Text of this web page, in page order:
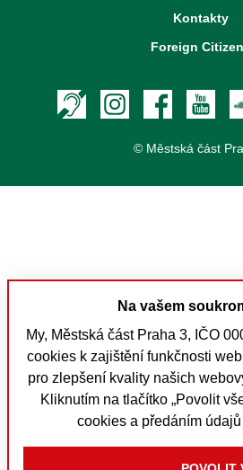
Na vašem
My, Městská část Praha 3, IČO
cookies k zajištění funkčnosti
pro zlepšení kvality našich
Kliknutím na tlačítko „Povolit
cookies a předáním
Kontakty
Foreign
Textový hovor s přepisem
InstagramFacebookYoutube
© Městská část